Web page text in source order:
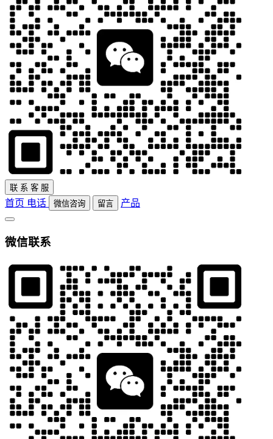
联 系 客 服
首页 电话 微信咨询 留言 产品
微信联系